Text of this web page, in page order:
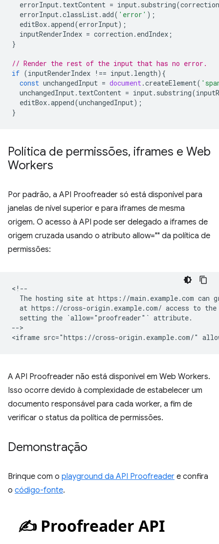
errorInput. textContent = input. substring(correction
errorInput.classList.add( 'error' );
editBox.append(errorInput);
inputRenderIndex = correction . endIndex ;
}
// Render the rest of the input that has no error.
if (inputRenderIndex !== input. length){
const unchangedInput = document.createElement(
unchangedInput. textContent = input. substring(
editBox.append(unchangedInput);
}
Política de permissões, iframes e Web
Workers
Por padrão, a API Proofreader só está disponível para
janelas de nível superior e para iframes de mesma
origem. O acesso à API pode ser delegado a iframes de
origem cruzada usando o atributo allow="" da política de
permissões:
<!--
The hosting site at https://main.example.com can
at https://cross-origin.example.com/ access to
  setting the `allow="proofreader"` attribute.
-->
A API Proofreader não está disponível em Web Workers.
Isso ocorre devido à complexidade de estabelecer um
documento responsável para cada worker, a fim de
verificar o status da política de permissões.
Demonstração
Brinque com o playground da API Proofreader e confira
o código-fonte.